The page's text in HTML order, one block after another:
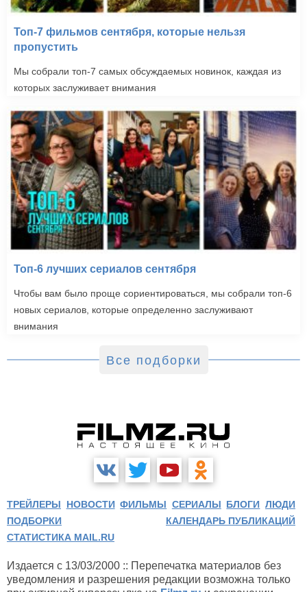
Топ-7 фильмов сентября, которые нельзя
пропустить
Мы собрали топ-7 самых обсуждаемых новинок, каждая из
которых заслуживает внимания
Топ-6 лучших сериалов сентября
Чтобы вам было проще сориентироваться, мы собрали топ-6
новых сериалов, которые определенно заслуживают
внимания
Все подборки
ТРЕЙЛЕРЫ НОВОСТИ ФИЛЬМЫ СЕРИАЛЫ БЛОГИ ЛЮДИ
ПОДБОРКИ
КАЛЕНДАРЬ ПУБЛИКАЦИЙ
СТАТИСТИКА MAIL.RU
Издается с 13/03/2000 :: Перепечатка материалов без
уведомления и разрешения редакции возможна только